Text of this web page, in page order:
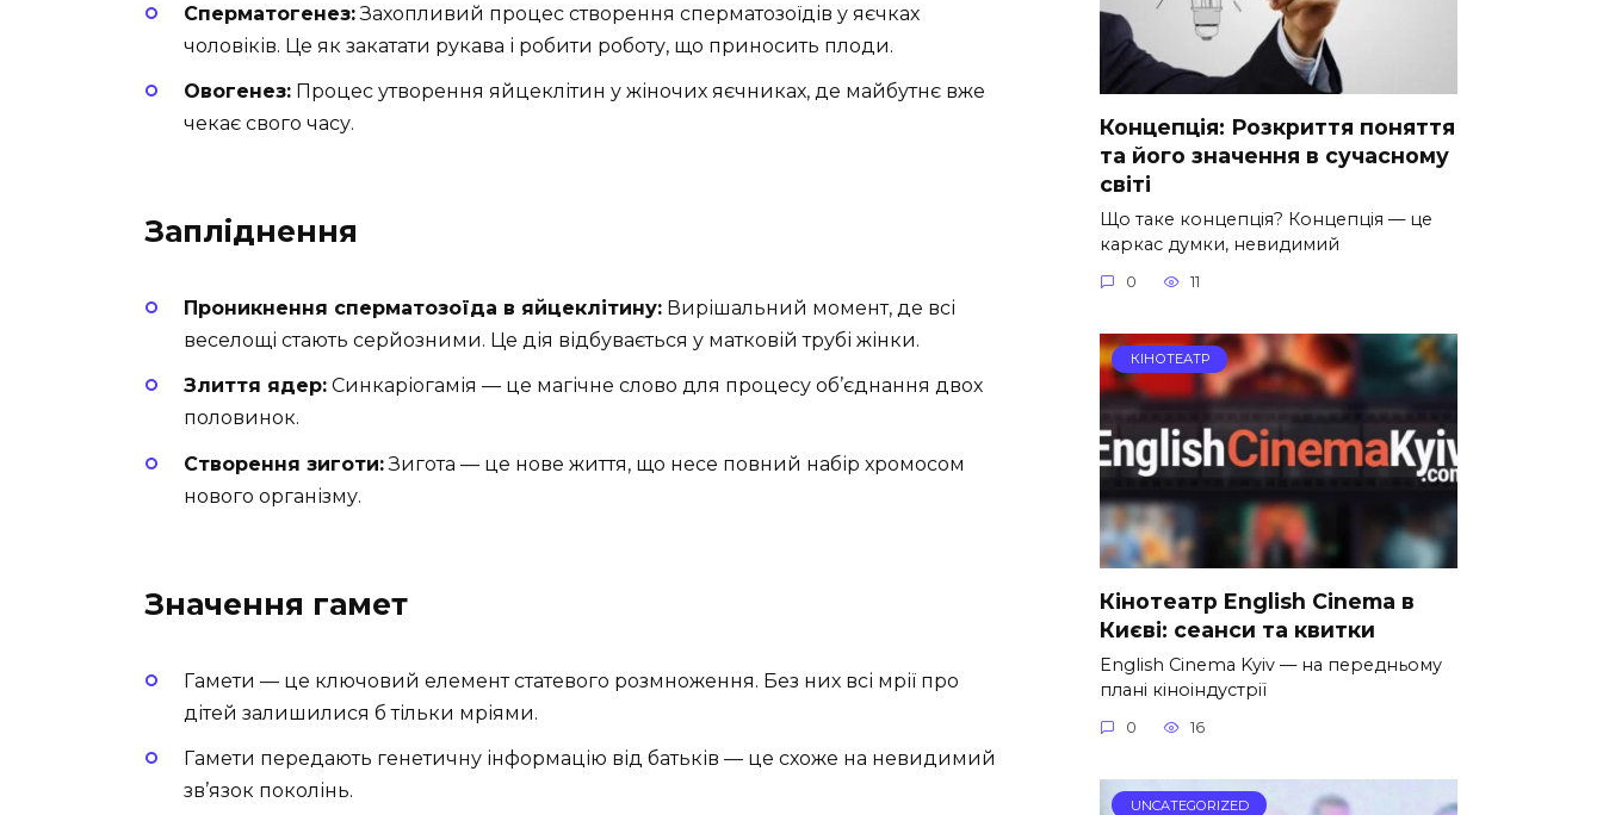
Сперматогенез:Захопливий процес створення сперматозоїдів у яєчках
чоловіків. Це як закатати рукава і робити роботу, що приносить плоди.
Овогенез: Процес утворення яйцеклітин у жіночих яєчниках, де майбутнє вже
чекає свого часу.
Запліднення
Проникнення сперматозоїда в яйцеклітину: Вирішальний момент, де всі
веселощі стають серйозними. Це дія відбувається у матковій трубі жінки.
Злиття ядер: Синкаріогамія — це магічне слово для процесу об’єднання двох
половинок.
Створення зиготи:Зигота — це нове життя, що несе повний набір хромосом
нового організму.
Значення гамет
Гамети — це ключовий елемент статевого розмноження. Без них всі мрії про
дітей залишилися б тільки мріями.
Гамети передають генетичну інформацію від батьків — це схоже на невидимий
зв’язок поколінь.
Концепція: Розкриття поняття
та його значення в сучасному
світі
Що таке концепція? Концепція — це
каркас думки, невидимий
0 11
КІНОТЕАТР
Кінотеатр English Cinema в
Києві: сеанси та квитки
English Cinema Kyiv — на передньому
плані кіноіндустрії
0 16
UNCATEGORIZED